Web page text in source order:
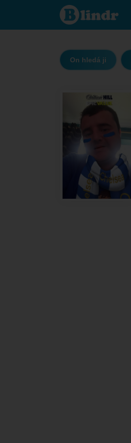
Blueblitz94
- On hledá
ji United
On hledá ji